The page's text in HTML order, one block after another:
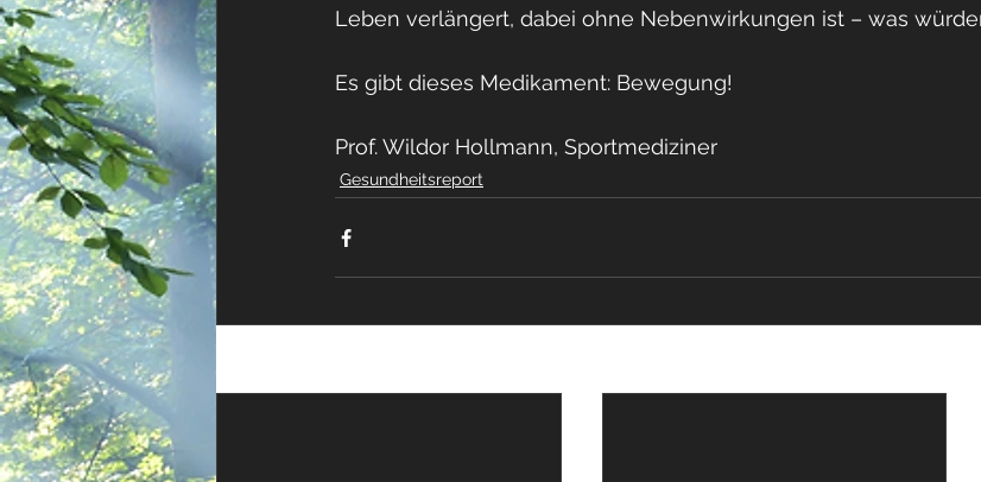
Leben verlängert, dabei ohne Nebenwirkungen ist – was
Es gibt dieses Medikament: Bewegung!
Prof. Wildor Hollmann, Sportmediziner
Gesundheitsreport